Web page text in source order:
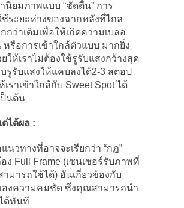
นิยมภาพแบบ “ชัดตื้น” การ
ระยะห่างของฉากหลังที่ไกล
กว่าเดิมเพื่อให้เกิดความเบลอ
หรือการเข้าใกล้ตัวแบบ มากยิ่ง
ให้เราไม่ต้องใช้รูรับแสงกว้างสุด
รูรับแสงให้แคบลงได้2-3 สตอป
เราเข้าใกล้กับ Sweet Spot ได้
ป็นต้น
ได้ผล :
นวทางที่อาจจะเรียกว่า “กฏ”
ง Full Frame (เซนเซอร์รับภาพที่
ามารถใช้ได้) อันเกี่ยวข้องกับ
องความคมชัด ซึ่งคุณสามารถนำ
ด้ทันที